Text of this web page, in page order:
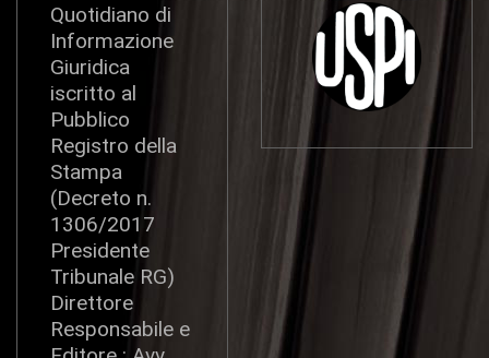
Quotidiano di
Informazione
Giuridica
iscritto al
Pubblico
Registro della
Stampa
(Decreto n.
1306/2017
Presidente
Tribunale RG)
Direttore
Responsabile e